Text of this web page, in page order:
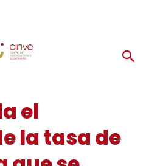
el
la tasa de